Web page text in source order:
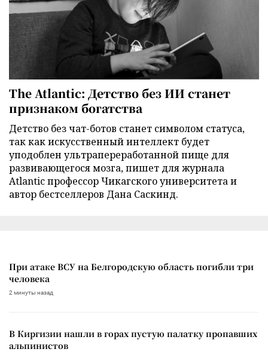
The Atlantic: Детство без ИИ станет
признаком богатства
Детство без чат-ботов станет символом статуса,
так как искусственный интеллект будет
уподоблен ультрапереработанной пище для
развивающегося мозга, пишет для журнала
Atlantic профессор Чикагского университета и
автор бестселлеров Дана Саскинд.
При атаке ВСУ на Белгородскую область погибли три
человека
2 минуты назад
В Киргизии нашли в горах пустую палатку пропавших
альпинистов